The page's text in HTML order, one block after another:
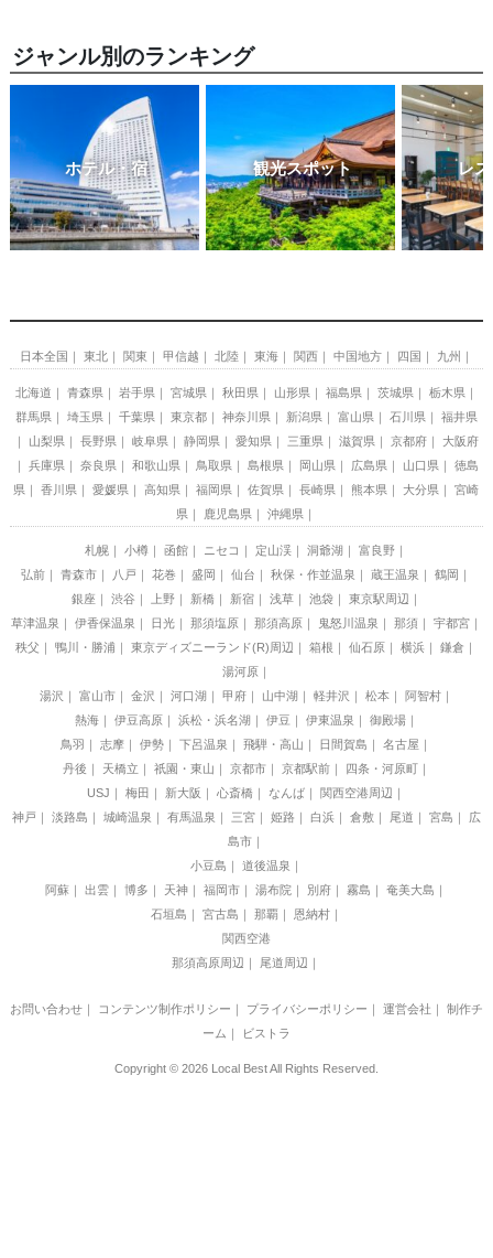
ジャンル別のランキング
ホテル・宿 観光スポット レ
日本全国 東北 関東 甲信越 北陸 東海 関西 中国地方 四国 九州
北海道 青森県 岩手県 宮城県 秋田県 山形県 福島県 茨城県
栃木県
群馬県
埼玉県 千葉県 東京都 神奈川県 新潟県 富山県 石川県
福井県
山梨県
長野県 岐阜県 静岡県 愛知県 三重県 滋賀県 京都府
大阪府
兵庫県
奈良県 和歌山県 鳥取県 島根県 岡山県 広島県 山口県
徳島
県
香川県 愛媛県 高知県 福岡県 佐賀県 長崎県 熊本県 大分県
宮崎
県
鹿児島県 沖縄県
札幌 小樽 函館 ニセコ 定山渓 洞爺湖
富良野
弘前
青森市 八戸 花巻 盛岡 仙台 秋保・作並温泉 蔵王温泉
鶴岡
銀座
渋谷 上野 新橋 新宿 浅草 池袋
東京駅周辺
草津温泉
伊香保温泉 日光 那須塩原 那須高原 鬼怒川温泉 那須
宇都宮
秩父
鴨川・勝浦 東京ディズニーランド(R)周辺 箱根 仙石原 横浜
鎌倉
湯河原
湯沢
富山市 金沢 河口湖 甲府 山中湖 軽井沢 松本
阿智村
熱海
伊豆高原 浜松・浜名湖 伊豆 伊東温泉
御殿場
鳥羽
志摩 伊勢 下呂温泉 飛騨・高山 日間賀島
名古屋
丹後
天橋立 祇園・東山 京都市 京都駅前
四条・河原町
USJ
梅田 新大阪 心斎橋 なんば
関西空港周辺
神戸
淡路島 城崎温泉 有馬温泉 三宮 姫路 白浜 倉敷 尾道 宮島
広
島市
小豆島
道後温泉
阿蘇
出雲 博多 天神 福岡市 湯布院 別府 霧島
奄美大島
石垣島
宮古島 那覇
恩納村
関西空港
那須高原周辺
尾道周辺
お問い合わせ｜ コンテンツ制作ポリシー ｜ プライバシーポリシー ｜ 運営会社 ｜ 制作チ
ーム ｜ ビストラ
Copyright © 2026 Local Best All Rights Reserved.